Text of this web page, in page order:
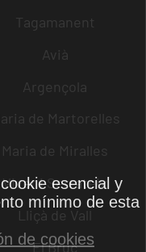
Tagamanent
Avià
Argençola
de Martorelles
Maria de Miralles
Viver i Serrateix
Lliçà de Vall
El Bruc
esencial y
mínimo de esta
de cookies